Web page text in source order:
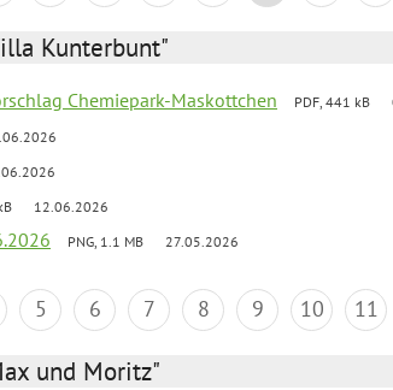
Kunterbunt"
Chemiepark-Maskottchen PDF, 441 kB
12.06.2026
PNG, 1.1 MB 27.05.2026
5 6 7 8 9 10 11
und Moritz"